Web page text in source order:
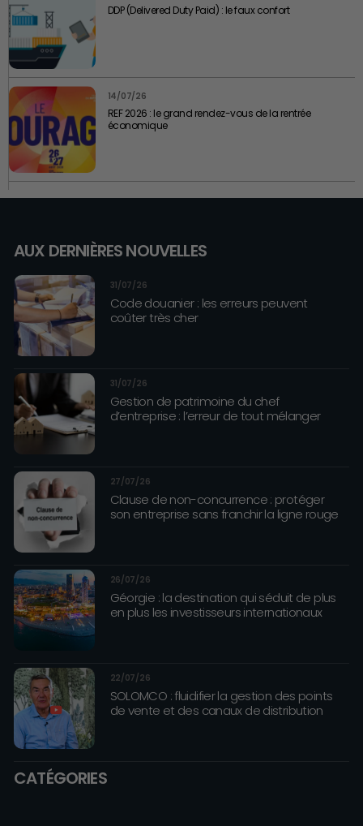
DDP (Delivered Duty Paid) : le faux confort
14/07/26
REF 2026 : le grand rendez-vous de la rentrée
économique
AUX DERNIÈRES NOUVELLES
31/07/26
Code douanier : les erreurs peuvent
coûter très cher
31/07/26
Gestion de patrimoine du chef
d’entreprise : l’erreur de tout mélanger
27/07/26
Clause de non-concurrence : protéger
son entreprise sans franchir la ligne rouge
26/07/26
Géorgie : la destination qui séduit de plus
en plus les investisseurs internationaux
22/07/26
SOLOMCO : fluidifier la gestion des points
de vente et des canaux de distribution
CATÉGORIES